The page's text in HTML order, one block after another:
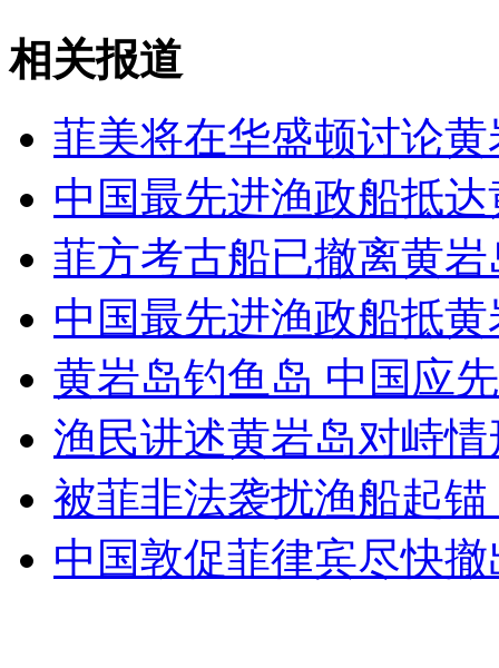
设计师设计神奇手指剃须刀
山西运城恶犬咬伤多人 警民合力深夜将其击毙
女孩北京地铁殴打老人 痛下狠手拳打脚踢
无痛分娩是否安全 医生回应
外交部：反对强权政治霸凌主义
外交部：有关国家言论片面不公正
安徽一实载49人客车翻车
相关报道
菲美将在华盛顿讨论
中国最先进渔政船抵
菲方考古船已撤离黄
中国最先进渔政船抵
黄岩岛钓鱼岛 中国应
渔民讲述黄岩岛对峙
被菲非法袭扰渔船起
中国敦促菲律宾尽快